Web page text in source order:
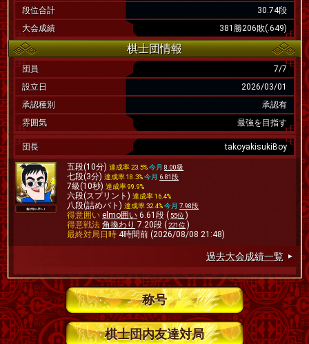
段位合計
30.74段
大会成績
381勝206敗(.649)
棋士団情報
団員
7/7
設立日
2026/03/01
承認種別
承認有
雰囲気
最強を目指す
団長 takoyakisukiBoy
五段(10分)達成率 23.5%今月8.00級
七段(3分)達成率 18.3%今月 6.81段
7級(10秒)達成率 99.9%
六段(スプリント)達成率 16.4%
八段(詰めバト)達成率 32.4%今月7.98段
得意囲い elmo囲い 6.61段 (55位 )
得意戦法 角換わり 7.20段 (221位 )
最終対局日時 4時間前 (2026/08/08 21:48)
過去大会成績一覧
称号
棋士団内友達対局